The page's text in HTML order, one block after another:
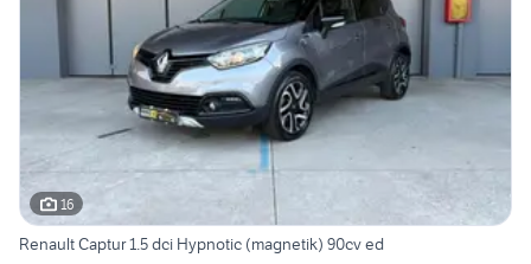
16
Renault Captur 1.5 dci Hypnotic (magnetik) 90cv ed